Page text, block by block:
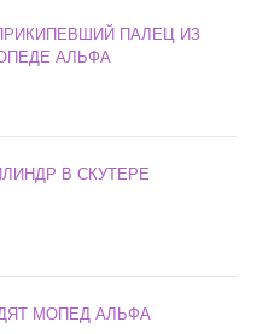
ПАЛЕЦ ИЗ
АЛЬФА
В СКУТЕРЕ
МОПЕД АЛЬФА